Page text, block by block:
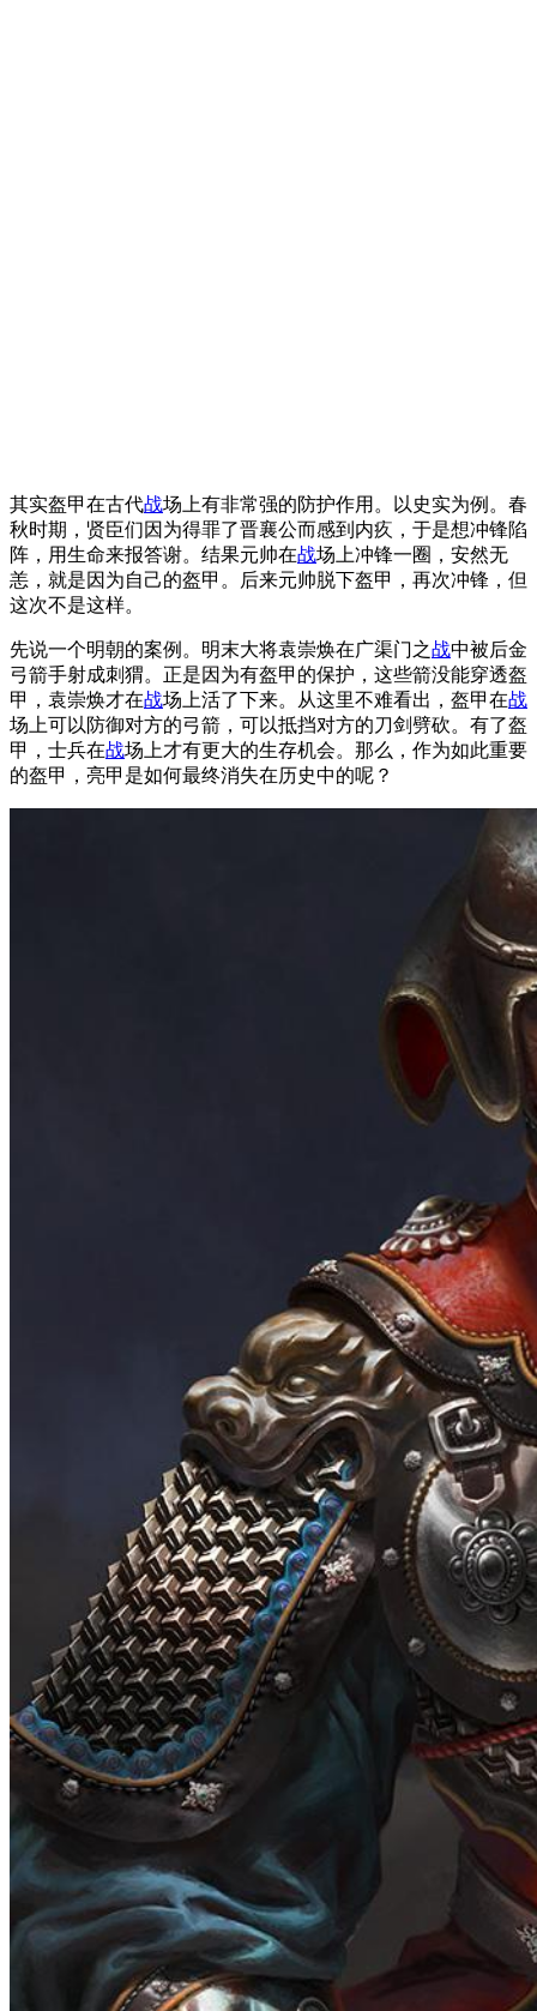
其实盔甲在古代战场上有非常强的防护作用。以史实为例。春
秋时期，贤臣们因为得罪了晋襄公而感到内疚，于是想冲锋陷
阵，用生命来报答谢。结果元帅在战场上冲锋一圈，安然无
恙，就是因为自己的盔甲。后来元帅脱下盔甲，再次冲锋，但
这次不是这样。
先说一个明朝的案例。明末大将袁崇焕在广渠门之战中被后金
弓箭手射成刺猬。正是因为有盔甲的保护，这些箭没能穿透盔
甲，袁崇焕才在战场上活了下来。从这里不难看出，盔甲在战
场上可以防御对方的弓箭，可以抵挡对方的刀剑劈砍。有了盔
甲，士兵在战场上才有更大的生存机会。那么，作为如此重要
的盔甲，亮甲是如何最终消失在历史中的呢？